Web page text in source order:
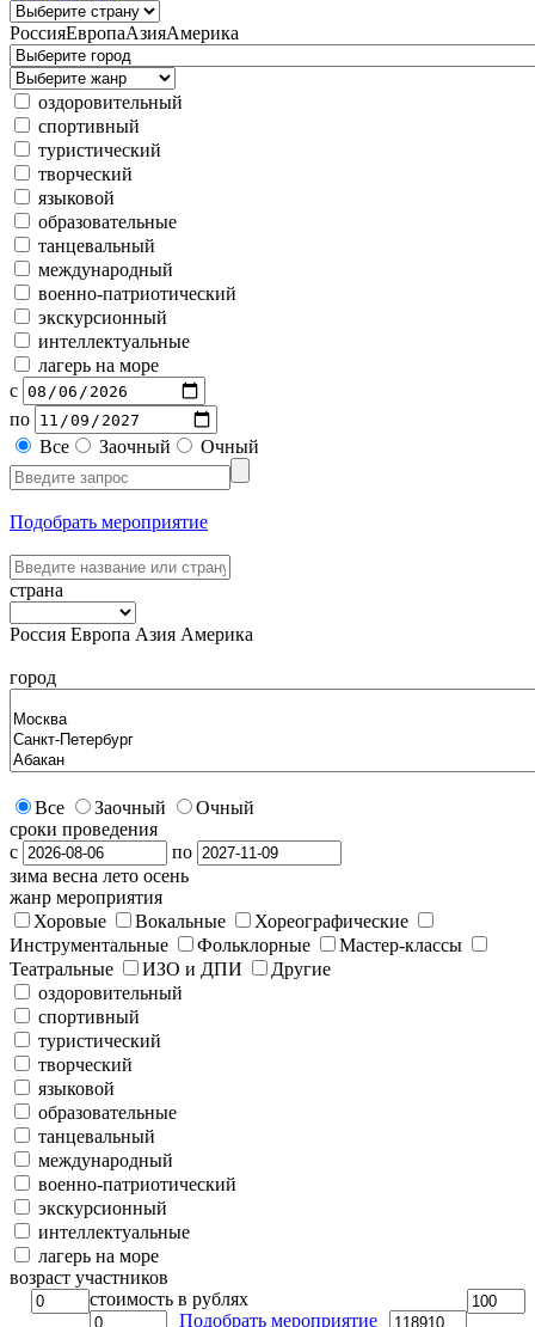
РоссияЕвропаАзияАмерика
оздоровительный
спортивный
туристический
творческий
языковой
образовательные
танцевальный
международный
военно-патриотический
экскурсионный
интеллектуальные
лагерь на море
с
по
Все
Заочный Очный
Подобрать мероприятие
страна
Россия Европа Азия Америка
город
Все Заочный
Очный
сроки проведения
с
по
зима весна лето осень
жанр мероприятия
Хоровые
Вокальные
Хореографические
Инструментальные
Фольклорные
Мастер-классы
Театральные
ИЗО и ДПИ
Другие
оздоровительный
спортивный
туристический
творческий
языковой
образовательные
танцевальный
международный
военно-патриотический
экскурсионный
интеллектуальные
лагерь на море
возраст участников
стоимость в рублях
Подобрать мероприятие